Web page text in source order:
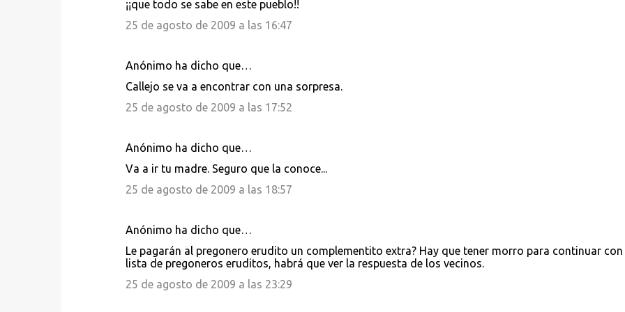
¡¡que todo se sabe en este pueblo!!
25 de agosto de 2009 a las 16:47
Anónimo ha dicho que…
Callejo se va a encontrar con una sorpresa.
25 de agosto de 2009 a las 17:52
Anónimo ha dicho que…
Va a ir tu madre. Seguro que la conoce...
25 de agosto de 2009 a las 18:57
Anónimo ha dicho que…
Le pagarán al pregonero erudito un complementito extra? Hay que tener morro para continuar con
lista de pregoneros eruditos, habrá que ver la respuesta de los vecinos.
25 de agosto de 2009 a las 23:29